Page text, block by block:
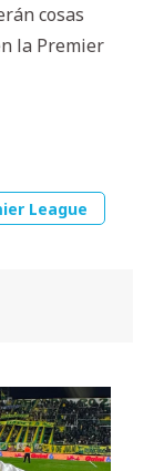
cosas
la Premier
League